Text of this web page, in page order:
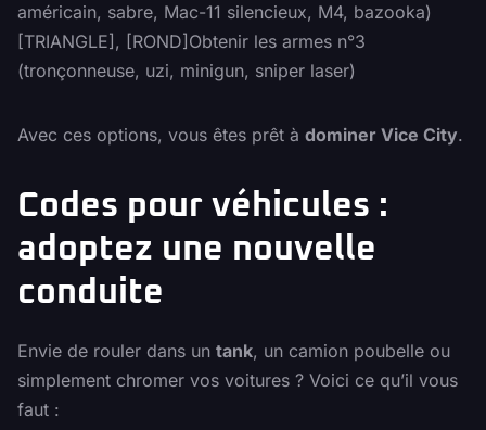
américain, sabre, Mac-11 silencieux, M4, bazooka)
[TRIANGLE], [ROND]Obtenir les armes n°3
(tronçonneuse, uzi, minigun, sniper laser)
Avec ces options, vous êtes prêt à dominer Vice City.
Codes pour véhicules :
adoptez une nouvelle
conduite
Envie de rouler dans un tank, un camion poubelle ou
simplement chromer vos voitures ? Voici ce qu’il vous
faut :